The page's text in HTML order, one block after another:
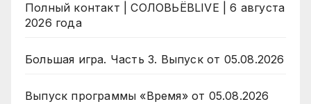
Полный контакт | СОЛОВЬЁВLIVE | 6 августа
2026 года
Большая игра. Часть 3. Выпуск от 05.08.2026
Выпуск программы «Время» от 05.08.2026